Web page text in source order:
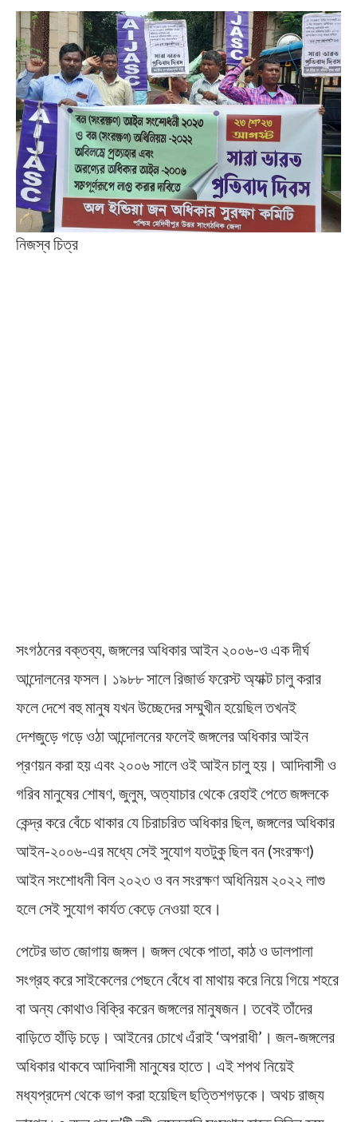
নিজস্ব চিত্র
সংগঠনের বক্তব্য, জঙ্গলের অধিকার আইন ২০০৬-ও এক দীর্ঘ
আন্দোলনের ফসল। ১৯৮৮ সালে রিজার্ভ ফরেস্ট অ্যাক্ট চালু করার
ফলে দেশে বহু মানুষ যখন উচ্ছেদের সম্মুখীন হয়েছিল তখনই
দেশজুড়ে গড়ে ওঠা আন্দোলনের ফলেই জঙ্গলের অধিকার আইন
প্রণয়ন করা হয় এবং ২০০৬ সালে ওই আইন চালু হয়। আদিবাসী ও
গরিব মানুষের শোষণ, জুলুম, অত্যাচার থেকে রেহাই পেতে জঙ্গলকে
কেন্দ্র করে বেঁচে থাকার যে চিরাচরিত অধিকার ছিল, জঙ্গলের অধিকার
আইন-২০০৬-এর মধ্যে সেই সুযোগ যতটুকু ছিল বন (সংরক্ষণ)
আইন সংশোধনী বিল ২০২৩ ও বন সংরক্ষণ অধিনিয়ম ২০২২ লাগু
হলে সেই সুযোগ কার্যত কেড়ে নেওয়া হবে।
পেটের ভাত জোগায় জঙ্গল। জঙ্গল থেকে পাতা, কাঠ ও ডালপালা
সংগ্রহ করে সাইকেলের পেছনে বেঁধে বা মাথায় করে নিয়ে গিয়ে শহরে
বা অন্য কোথাও বিক্রি করেন জঙ্গলের মানুষজন। তবেই তাঁদের
বাড়িতে হাঁড়ি চড়ে। আইনের চোখে এঁরাই ‘অপরাধী’। জল-জঙ্গলের
অধিকার থাকবে আদিবাসী মানুষের হাতে। এই শপথ নিয়েই
মধ্যপ্রদেশ থেকে ভাগ করা হয়েছিল ছত্তিশগড়কে। অথচ রাজ্য